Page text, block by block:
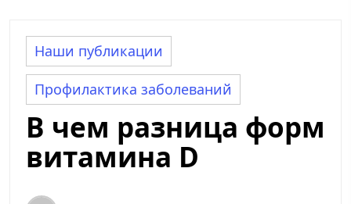
Наши публикации
Профилактика заболеваний
В чем разница форм
витамина D